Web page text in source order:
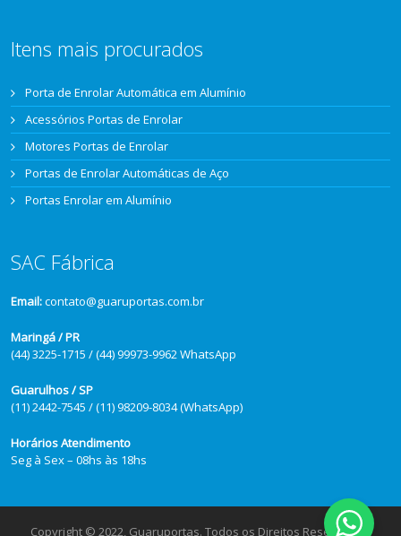
Itens mais procurados
Porta de Enrolar Automática em Alumínio
Acessórios Portas de Enrolar
Motores Portas de Enrolar
Portas de Enrolar Automáticas de Aço
Portas Enrolar em Alumínio
SAC Fábrica
Email:contato@guaruportas.com.br
Maringá / PR
(44) 3225-1715 / (44) 99973-9962 WhatsApp
Guarulhos / SP
(11) 2442-7545 / (11) 98209-8034 (WhatsApp)
Horários Atendimento
Seg à Sex – 08hs às 18hs
Copyright © 2022, Guaruportas. Todos os Direitos Reservados.